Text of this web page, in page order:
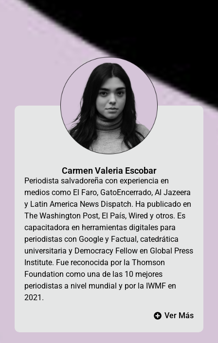
Carmen Valeria Escobar
Periodista salvadoreña con experiencia en
medios como El Faro, GatoEncerrado, Al Jazeera
y Latin America News Dispatch. Ha publicado en
The Washington Post, El País, Wired y otros. Es
capacitadora en herramientas digitales para
periodistas con Google y Factual, catedrática
universitaria y Democracy Fellow en Global Press
Institute. Fue reconocida por la Thomson
Foundation como una de las 10 mejores
periodistas a nivel mundial y por la IWMF en
2021.
Ver Más